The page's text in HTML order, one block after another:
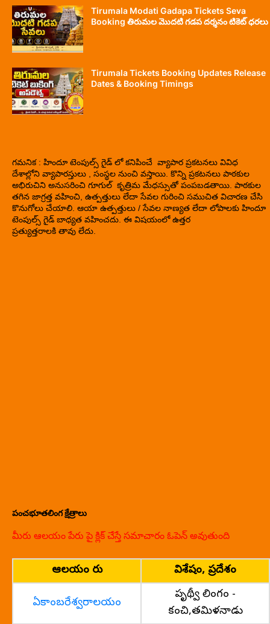
Tirumala Modati Gadapa Tickets Seva
Booking తిరుమల మొదటి గడప దర్శనం టికెట్ ధరలు
Tirumala Tickets Booking Updates Release
Dates & Booking Timings
గమనిక : హిందూ టెంపుల్స్ గైడ్ లో కనిపించే వ్యాపార ప్రకటనలు వివిధ
దేశాల్లోని వ్యాపారస్తులు , సంస్థల నుంచి వస్తాయి. కొన్ని ప్రకటనలు పాఠకుల
అభిరుచిని అనుసరించి గూగుల్ కృత్రిమ మేధస్సుతో పంపబడతాయి. పాఠకుల
తగిన జాగ్రత్త వహించి, ఉత్పత్తులు లేదా సేవల గురించి సముచిత విచారణ చేసి
కొనుగోలు చేయాలి. ఆయా ఉత్పత్తులు / సేవల నాణ్యత లేదా లోపాలకు హిందూ
టెంపుల్స్ గైడ్ బాధ్యత వహించదు. ఈ విషయంలో ఉత్తర
ప్రత్యుత్తరాలకి తావు లేదు.
పంచభూతలింగ క్షేత్రాలు
మీరు ఆలయం పేరు పై క్లిక్ చేస్తే సమాచారం ఓపెన్ అవుతుంది
ఆలయం పేరు విశేషం, ప్రదేశం
ఏకాంబరేశ్వరాలయం
పృథ్వీ లింగం -
కంచి,తమిళనాడు